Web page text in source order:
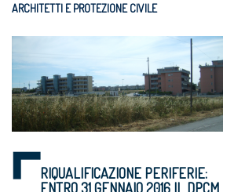
ARCHITETTI E PROTEZIONE CIVILE
RIQUALIFICAZIONE PERIFERIE:
ENTRO 31 GENNAIO 2016 IL DPCM